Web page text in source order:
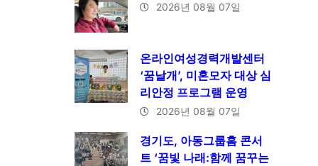
2026년 08월 07일
온라인여성경력개발센터
‘꿈날개’, 미혼모자 대상 심
리안정 프로그램 운영
2026년 08월 07일
경기도, 아동그룹홈 콘서
트 ‘꿈빛 나래:함께 꿈꾸는